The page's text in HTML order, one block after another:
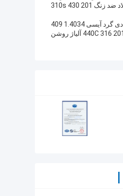
میلی متر فولاد ضد زنگ 201 430 310s
میله فولادی گرد آیسی 1.4034 409